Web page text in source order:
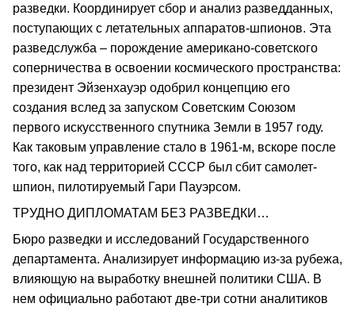
разведки. Координирует сбор и анализ разведданных,
поступающих с летательных аппаратов-шпионов. Эта
разведслужба – порождение американо-советского
соперничества в освоении космического пространства:
президент Эйзенхауэр одобрил концепцию его
создания вслед за запуском Советским Союзом
первого искусственного спутника Земли в 1957 году.
Как таковым управление стало в 1961-м, вскоре после
того, как над территорией СССР был сбит самолет-
шпион, пилотируемый Гари Пауэрсом.
ТРУДНО ДИПЛОМАТАМ БЕЗ РАЗВЕДКИ…
Бюро разведки и исследований Государственного
департамента. Анализирует информацию из-за рубежа,
влияющую на выработку внешней политики США. В
нем официально работают две-три сотни аналитиков